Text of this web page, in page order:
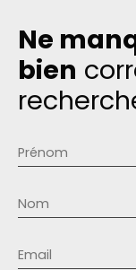
Ne
bien
Prénom
Nom
Email